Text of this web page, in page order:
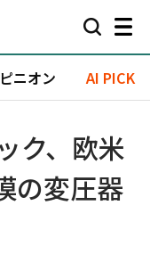
ニオン AI PICK
ク、欧米
の変圧器